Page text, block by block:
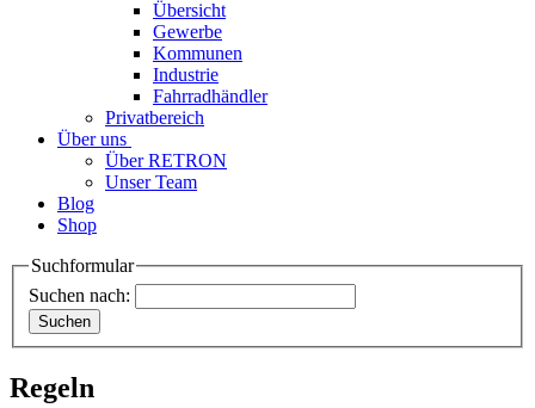
Übersicht
Gewerbe
Kommunen
Industrie
Fahrradhändler
Privatbereich
Über uns
Über RETRON
Unser Team
Blog
Shop
Suchformular
Suchen nach:
Regeln